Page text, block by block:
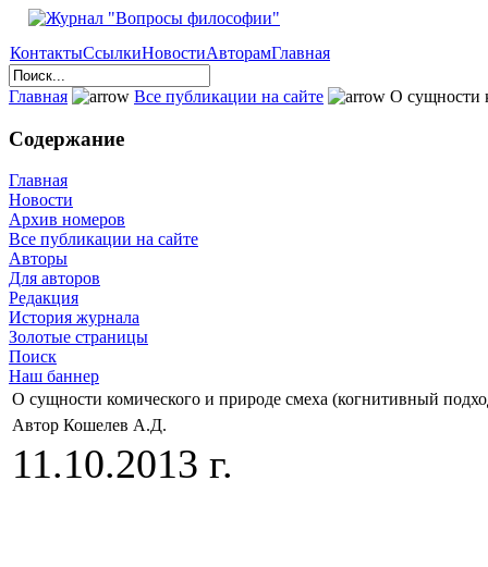
КонтактыСсылкиНовостиАвторамГлавная
Главная Все публикации на сайте О сущности
Содержание
Главная
Новости
Архив номеров
Все публикации на сайте
Авторы
Для авторов
Редакция
История журнала
Золотые страницы
Поиск
Наш баннер
О сущности комического и природе смеха (когнитивный
Автор Кошелев А.Д.
11.10.2013 г.